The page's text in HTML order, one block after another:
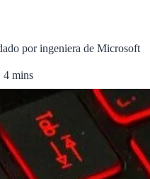
por ingeniera de Microsoft
4 mins